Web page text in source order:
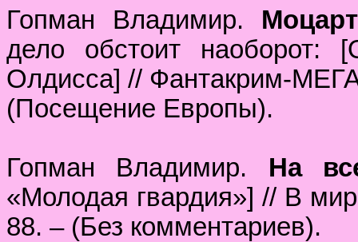
Гопман Владимир.
дело обстоит наоборот:
Олдисса] // Фантакрим-
(Посещение Европы).
Гопман Владимир. На
«Молодая гвардия»] // В
88. – (Без комментариев).